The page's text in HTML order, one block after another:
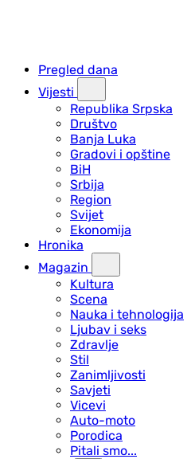
Pregled dana
Vijesti
Republika Srpska
Društvo
Banja Luka
Gradovi i opštine
BiH
Srbija
Region
Svijet
Ekonomija
Hronika
Magazin
Kultura
Scena
Nauka i tehnologija
Ljubav i seks
Zdravlje
Stil
Zanimljivosti
Savjeti
Vicevi
Auto-moto
Porodica
Pitali smo...